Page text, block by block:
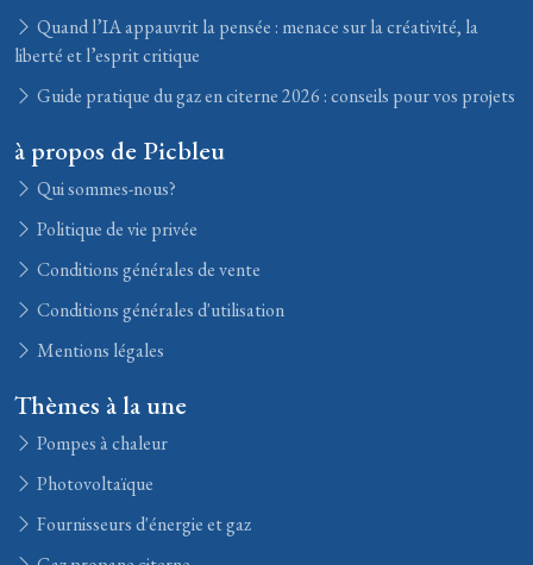
Quand l’IA appauvrit la pensée : menace sur la créativité, la
liberté et l’esprit critique
Guide pratique du gaz en citerne 2026 : conseils pour vos projets
à propos de Picbleu
Qui sommes-nous?
Politique de vie privée
Conditions générales de vente
Conditions générales d'utilisation
Mentions légales
Thèmes à la une
Pompes à chaleur
Photovoltaïque
Fournisseurs d'énergie et gaz